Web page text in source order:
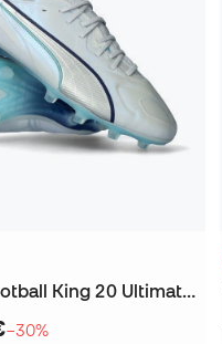
Chaussure de football King 20 Ultimate FG/AG
−30%